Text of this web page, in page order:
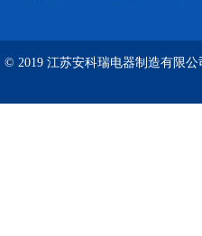
© 2019 江苏安科瑞电器制造有限公